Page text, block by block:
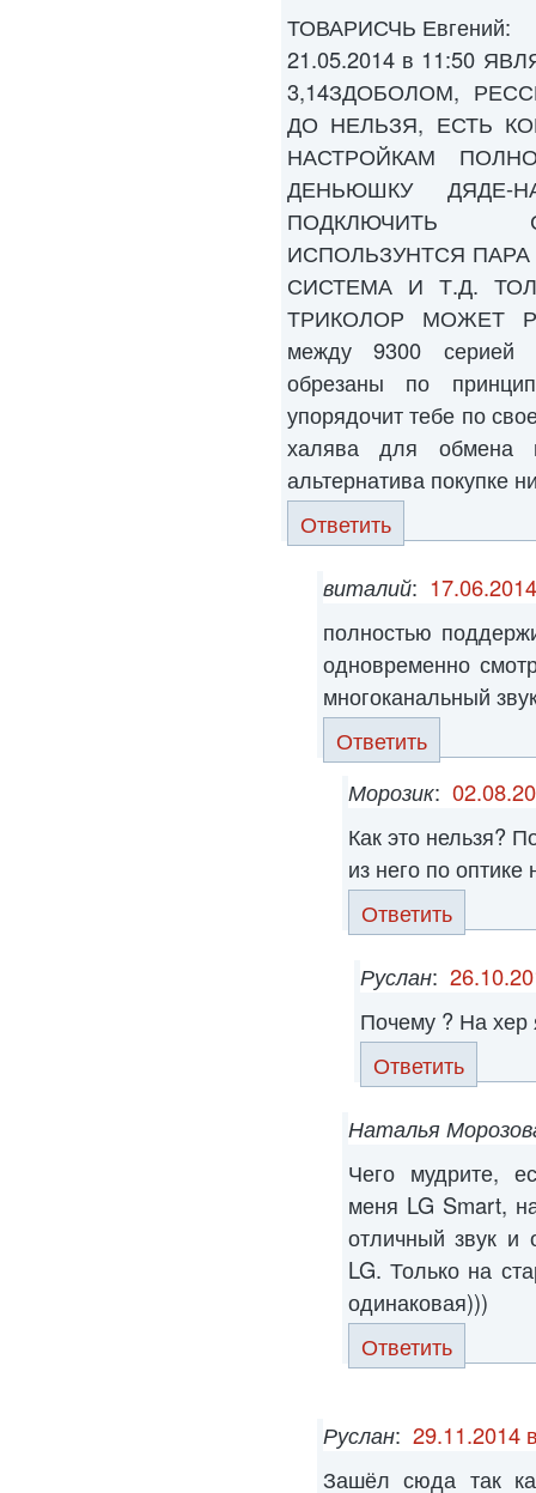
ТОВАРИСЧЬ Евгений:
21.05.2014 в 11:50
3,14ЗДОБОЛОМ,
ДО НЕЛЬЗЯ, ЕСТЬ
НАСТРОЙКАМ
ДЕНЬЮШКУ ДЯДЕ-
ПОДКЛЮЧИТЬ
ИСПОЛЬЗУНТСЯ
СИСТЕМА И Т.Д.
ТРИКОЛОР МОЖЕТ
между 9300 серией
обрезаны по
упорядочит тебе по
халява для обмена
альтернатива покупке
Ответить
виталий:
полностью
одновременно
многоканальный
Ответить
Морозик:
Как это нельзя?
из него по оптике
Ответить
Руслан:
Почему ? На хер
Ответить
Наталья
Чего мудрите,
меня LG Smart,
отличный звук и
LG. Только на
одинаковая)))
Ответить
Руслан: 29.11.2014
Зашёл сюда так